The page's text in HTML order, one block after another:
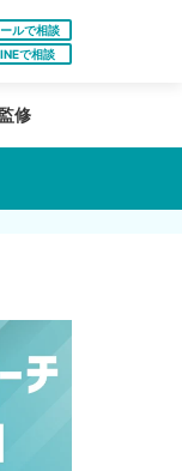
ールで相談
で相談
修